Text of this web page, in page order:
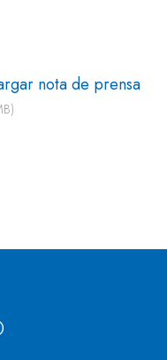
nota de prensa